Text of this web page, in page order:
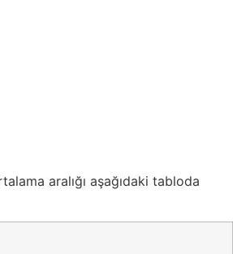
aralığı aşağıdaki tabloda